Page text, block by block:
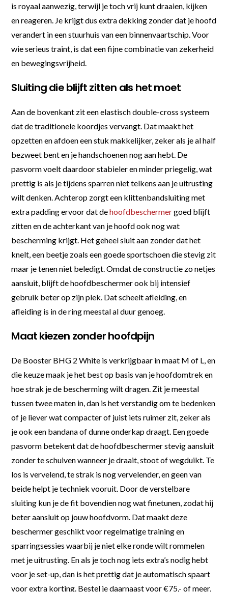
is royaal aanwezig, terwijl je toch vrij kunt draaien, kijken
en reageren. Je krijgt dus extra dekking zonder dat je hoofd
verandert in een stuurhuis van een binnenvaartschip. Voor
wie serieus traint, is dat een fijne combinatie van zekerheid
en bewegingsvrijheid.
Sluiting die blijft zitten als het moet
Aan de bovenkant zit een elastisch double-cross systeem
dat de traditionele koordjes vervangt. Dat maakt het
opzetten en afdoen een stuk makkelijker, zeker als je al half
bezweet bent en je handschoenen nog aan hebt. De
pasvorm voelt daardoor stabieler en minder priegelig, wat
prettig is als je tijdens sparren niet telkens aan je uitrusting
wilt denken. Achterop zorgt een klittenbandsluiting met
extra padding ervoor dat dehoofdbeschermergoed blijft
zitten en de achterkant van je hoofd ook nog wat
bescherming krijgt. Het geheel sluit aan zonder dat het
knelt, een beetje zoals een goede sportschoen die stevig zit
maar je tenen niet beledigt. Omdat de constructie zo netjes
aansluit, blijft de hoofdbeschermer ook bij intensief
gebruik beter op zijn plek. Dat scheelt afleiding, en
afleiding is in de ring meestal al duur genoeg.
Maat kiezen zonder hoofdpijn
De Booster BHG 2 White is verkrijgbaar in maat M of L, en
die keuze maak je het best op basis van je hoofdomtrek en
hoe strak je de bescherming wilt dragen. Zit je meestal
tussen twee maten in, dan is het verstandig om te bedenken
of je liever wat compacter of juist iets ruimer zit, zeker als
je ook een bandana of dunne onderkap draagt. Een goede
pasvorm betekent dat de hoofdbeschermer stevig aansluit
zonder te schuiven wanneer je draait, stoot of wegduikt. Te
los is vervelend, te strak is nog vervelender, en geen van
beide helpt je techniek vooruit. Door de verstelbare
sluiting kun je de fit bovendien nog wat finetunen, zodat hij
beter aansluit op jouw hoofdvorm. Dat maakt deze
beschermer geschikt voor regelmatige training en
sparringsessies waarbij je niet elke ronde wilt rommelen
met je uitrusting. En als je toch nog iets extra’s nodig hebt
voor je set-up, dan is het prettig dat je automatisch spaart
voor extra korting. Bestel je daarnaast voor €75,- of meer,